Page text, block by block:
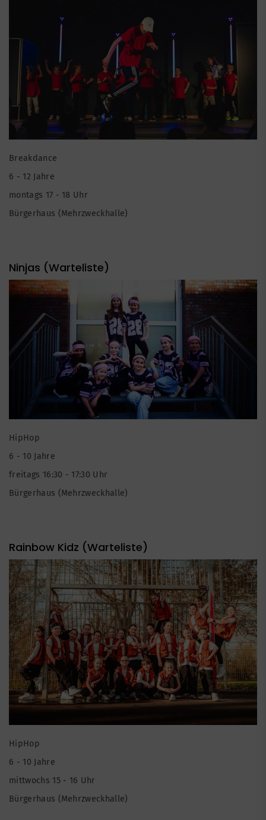
Breakdance
6 - 12 Jahre
montags 17 - 18 Uhr
Bürgerhaus (Mehrzweckhalle)
Ninjas (Warteliste)
HipHop
6 - 10 Jahre
freitags 16:30 - 17:30 Uhr
Bürgerhaus (Mehrzweckhalle)
Rainbow Kidz (Warteliste)
HipHop
6 - 10 Jahre
mittwochs 15 - 16 Uhr
Bürgerhaus (Mehrzweckhalle)